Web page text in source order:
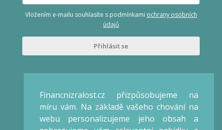
Vložením e-mailu souhlasíte s podmínkami ochrany osobních
údajů
Přihlásit se
Veronika Kalátová
Praha
IČO: 66868475
Financnizralost.cz přizpůsobujeme na
míru vám. Na základě vašeho chování na
webu personalizujeme jeho obsah a